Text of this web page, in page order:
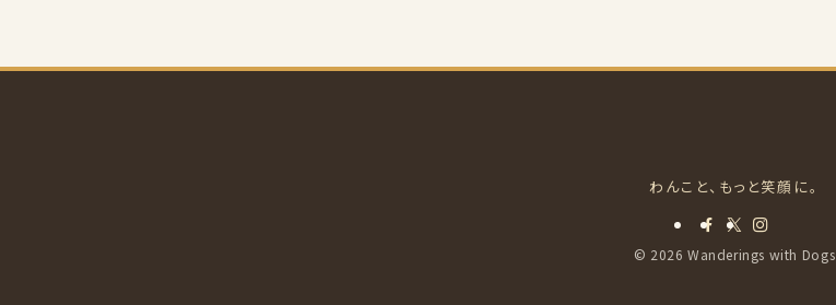
© 2026 Wanderings with Dogs